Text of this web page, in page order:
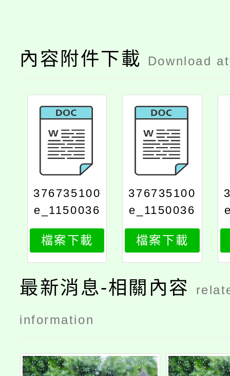
內容附件下載 Download
376735100
e_1150036
240_attach
3
檔案下載
376735100
e_1150036
240_attach
2
檔案下載
最新消息-相關內容
information